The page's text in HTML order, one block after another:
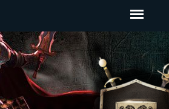
Главное
меню
Jump to navigation